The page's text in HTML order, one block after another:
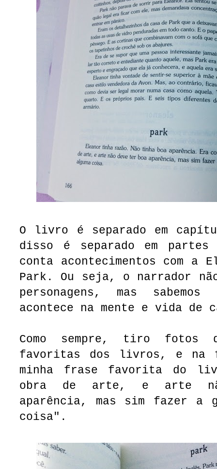
O livro é separado em
disso é separado em
conta acontecimentos com a
Park. Ou seja, o narrador
personagens, mas
acontece na mente e vida de
Como sempre, tiro fotos
favoritas dos livros, e na
minha frase favorita do
obra de arte, e arte
aparência, mas sim fazer a
coisa".